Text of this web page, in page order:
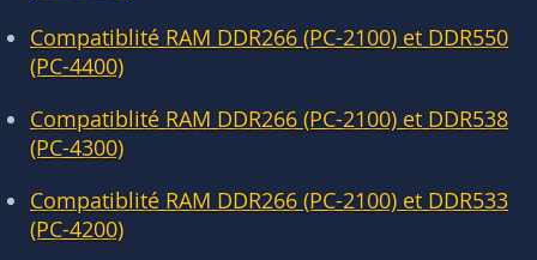
Compatiblité RAM DDR266 (PC-2100) et DDR550
(PC-4400)
Compatiblité RAM DDR266 (PC-2100) et DDR538
(PC-4300)
Compatiblité RAM DDR266 (PC-2100) et DDR533
(PC-4200)